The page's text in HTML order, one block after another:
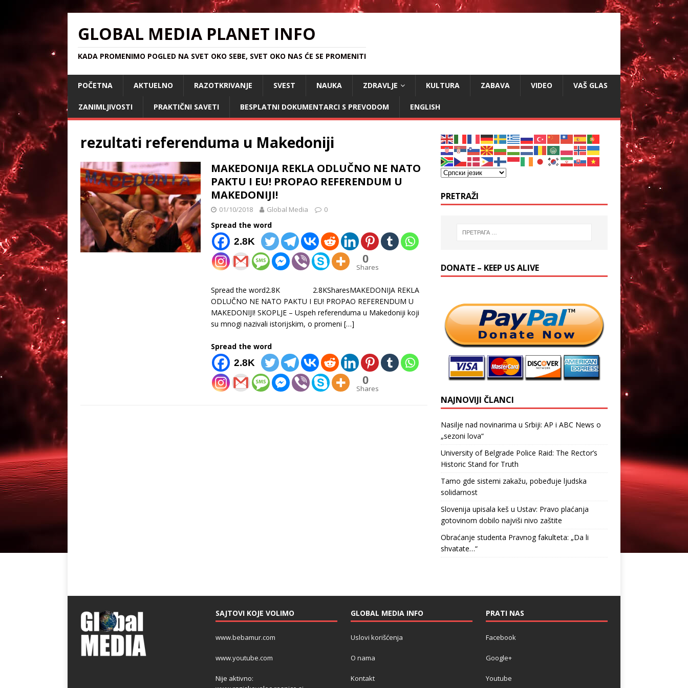
GLOBAL MEDIA PLANET INFO
KADA PROMENIMO POGLED NA SVET OKO SEBE, SVET OKO NAS ĆE SE PROMENITI
POČETNA AKTUELNO RAZOTKRIVANJE SVEST NAUKA ZDRAVLJE KULTURA ZABAVA VIDEO VAŠ GLAS
ZANIMLJIVOSTI PRAKTIČNI SAVETI BESPLATNI DOKUMENTARCI S PREVODOM ENGLISH
rezultati referenduma u Makedoniji
MAKEDONIJA REKLA ODLUČNO NE NATO
PAKTU I EU! PROPAO REFERENDUM U
MAKEDONIJI!
01/10/2018 Global Media 0
Spread the word
2.8K
0
Shares
Spread the word2.8K 2.8KSharesMAKEDONIJA REKLA
ODLUČNO NE NATO PAKTU I EU! PROPAO REFERENDUM U
MAKEDONIJI! SKOPLJE – Uspeh referenduma u Makedoniji koji
su mnogi nazivali istorijskim, o promeni […]
Spread the word
2.8K
0
Shares
PRETRAŽI
DONATE – KEEP US ALIVE
NAJNOVIJI ČLANCI
Nasilje nad novinarima u Srbiji: AP i ABC News o
„sezoni lova“
University of Belgrade Police Raid: The Rector’s
Historic Stand for Truth
Tamo gde sistemi zakažu, pobeđuje ljudska
solidarnost
Slovenija upisala keš u Ustav: Pravo plaćanja
gotovinom dobilo najviši nivo zaštite
Obraćanje studenta Pravnog fakulteta: „Da li
shvatate…“
SAJTOVI KOJE VOLIMO
www.bebamur.com
www.youtube.com
Nije aktivno:
GLOBAL MEDIA INFO
Uslovi korišćenja
O nama
Kontakt
PRATI NAS
Facebook
Google+
Youtube